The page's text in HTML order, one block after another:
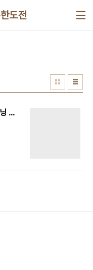
도전
코에이 랑펠로(L'Empereur) 게임 오프닝 배경음악